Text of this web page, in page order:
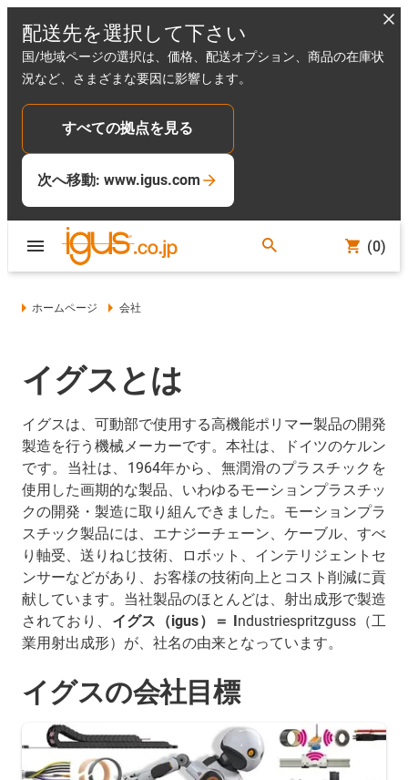
配送先を選択して下さい
国/地域ページの選択は、価格、配送オプション、商品の在庫状
況など、さまざまな要因に影響します。
すべての拠点を見る
次へ移動: www.igus.com
(0)
ホームページ 会社
イグスとは
イグスは、可動部で使用する高機能ポリマー製品の開発
製造を行う機械メーカーです。本社は、ドイツのケルン
です。当社は、1964年から、無潤滑のプラスチックを
使用した画期的な製品、いわゆるモーションプラスチッ
クの開発・製造に取り組んできました。モーションプラ
スチック製品には、エナジーチェーン、ケーブル、すべ
り軸受、送りねじ技術、ロボット、インテリジェントセ
ンサーなどがあり、お客様の技術向上とコスト削減に貢
献しています。当社製品のほとんどは、射出成形で製造
されており、 イグス（igus）＝ Industriespritzguss（工
業用射出成形）が、社名の由来となっています。
イグスの会社目標